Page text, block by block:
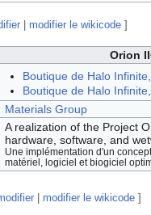
|modifier le wikicode ]
Orion
Boutique de Halo
Boutique de Halo
Materials Group
A realization of the Project
hardware, software, and
Une implémentation d'un
matériel, logiciel et biogiciel
|modifier le wikicode ]